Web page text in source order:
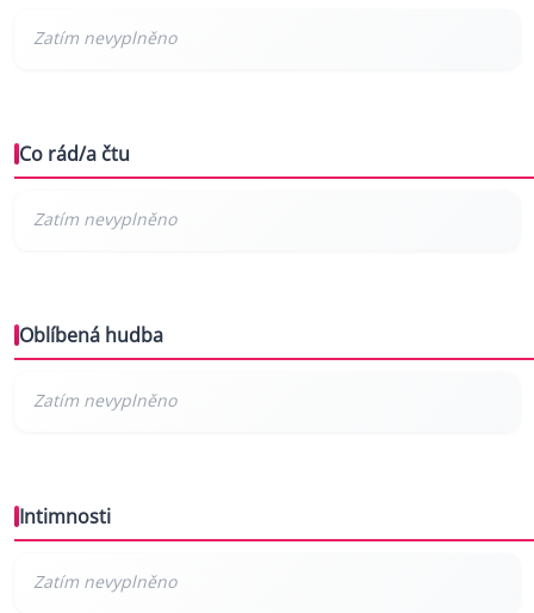
Co rád/a čtu
Oblíbená hudba
Intimnosti